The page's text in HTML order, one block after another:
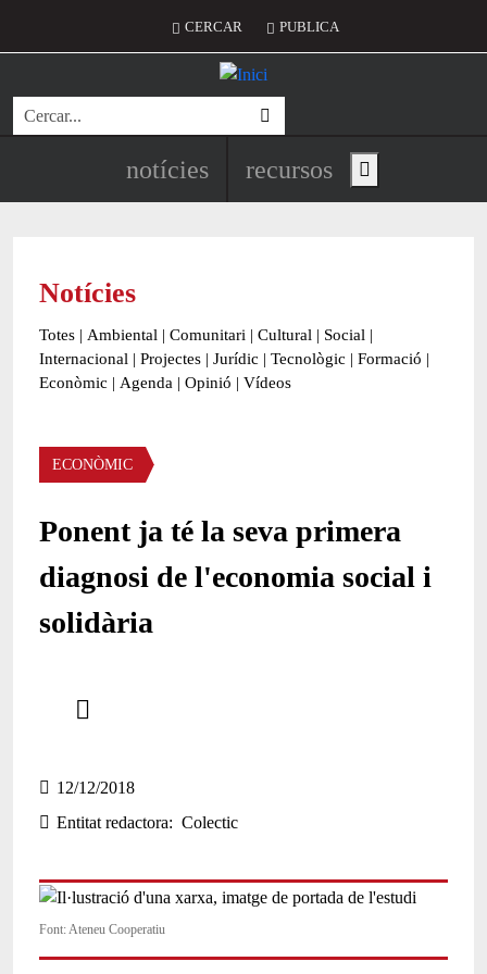
Menú del compte d'usuari
CERCAR PUBLICA
Cerca
Navegació principal de
notícies recursos Show main menu
Notícies
Totes | Ambiental | Comunitari | Cultural | Social |
Internacional | Projectes | Jurídic | Tecnològic | Formació |
Econòmic | Agenda | Opinió | Vídeos
Àmbit de la notícia
ECONÒMIC
Ponent ja té la seva primera
diagnosi de l'economia social i
solidària
12/12/2018
Entitat redactora
Colectic
Font: Ateneu Cooperatiu